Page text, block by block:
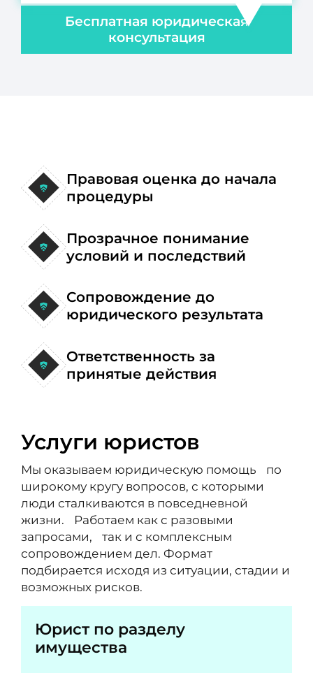
Бесплатная юридическая
консультация
Правовая оценка до начала
процедуры
Прозрачное понимание
условий и последствий
Сопровождение до
юридического результата
Ответственность за
принятые действия
Услуги юристов
Мы оказываем юридическую помощь по
широкому кругу вопросов, с которыми
люди сталкиваются в повседневной
жизни. Работаем как с разовыми
запросами, так и с комплексным
сопровождением дел. Формат
подбирается исходя из ситуации, стадии и
возможных рисков.
Юрист по разделу
имущества